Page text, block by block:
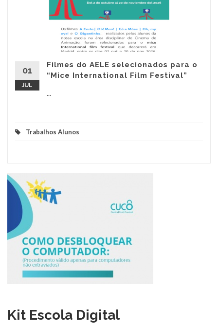
01
JUL
Filmes do AELE selecionados para o
“Mice International Film Festival”
...
Trabalhos Alunos
Kit Escola Digital